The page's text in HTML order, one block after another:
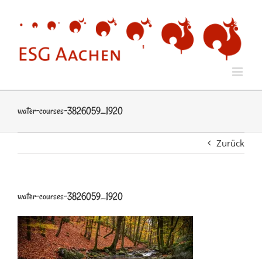
springen
water-courses-3826059_1920
Zurück
water-courses-3826059_1920